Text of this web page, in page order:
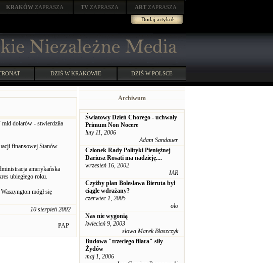
KRAKÓW ZAPRASZA TV ZAPRASZA ART ZAPRASZA
Dodaj artykuł
DZIŚ W KRAKOWIE DZIŚ W POLSCE
dolarów - stwierdziła
finansowej Stanów
amerykańska
ubiegłego roku.
mógł się
10 sierpień 2002
PAP
Archiwum
Światowy Dzień Chorego - uchwały
Primum Non Nocere
luty 11, 2006
Adam Sandauer
Członek Rady Polityki Pieniężnej
Dariusz Rosati ma nadzieję....
wrzesień 16, 2002
IAR
Czyżby plan Bolesława Bieruta był
ciągle wdrażany?
czerwiec 1, 2005
olo
Nas nie wygonią
kwiecień 9, 2003
słowa Marek Błaszczyk
Budowa "trzeciego filara" siły
Żydów
maj 1, 2006